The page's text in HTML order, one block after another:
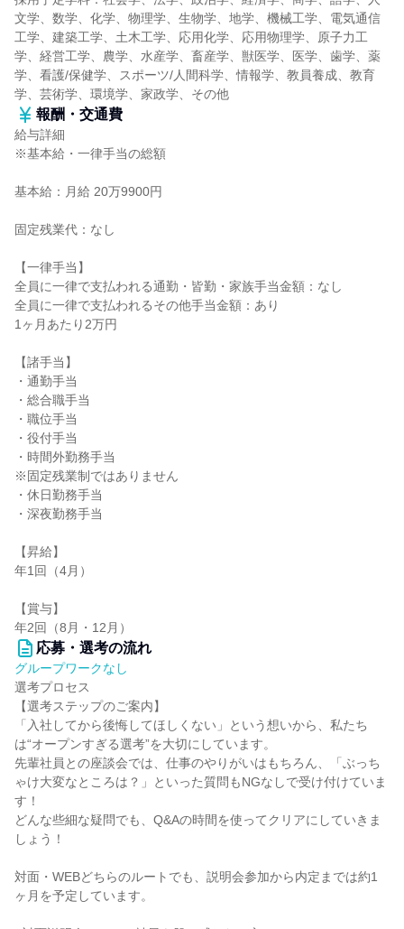
文学、数学、化学、物理学、生物学、地学、機械工学、電気通信
工学、建築工学、土木工学、応用化学、応用物理学、原子力工
学、経営工学、農学、水産学、畜産学、獣医学、医学、歯学、薬
学、看護/保健学、スポーツ/人間科学、情報学、教員養成、教育
学、芸術学、環境学、家政学、その他
報酬・交通費
給与詳細
※基本給・一律手当の総額
基本給：月給 20万9900円
固定残業代：なし
【一律手当】
全員に一律で支払われる通勤・皆勤・家族手当金額：なし
全員に一律で支払われるその他手当金額：あり
1ヶ月あたり2万円
【諸手当】
・通勤手当
・総合職手当
・職位手当
・役付手当
・時間外勤務手当
※固定残業制ではありません
・休日勤務手当
・深夜勤務手当
【昇給】
年1回（4月）
【賞与】
年2回（8月・12月）
応募・選考の流れ
グループワークなし
選考プロセス
【選考ステップのご案内】
「入社してから後悔してほしくない」という想いから、私たち
は“オープンすぎる選考”を大切にしています。
先輩社員との座談会では、仕事のやりがいはもちろん、「ぶっち
ゃけ大変なところは？」といった質問もNGなしで受け付けていま
す！
どんな些細な疑問でも、Q&Aの時間を使ってクリアにしていきま
しょう！
対面・WEBどちらのルートでも、説明会参加から内定までは約1
ヶ月を予定しています。